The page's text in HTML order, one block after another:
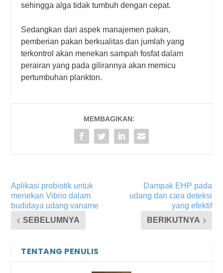
sehingga alga tidak tumbuh dengan cepat.
Sedangkan dari aspek manajemen pakan,
pemberian pakan berkualitas dan jumlah yang
terkontrol akan menekan sampah fosfat dalam
perairan yang pada gilirannya akan memicu
pertumbuhan plankton.
MEMBAGIKAN:
Aplikasi probiotik untuk
menekan Vibrio dalam
budidaya udang vaname
SEBELUMNYA
Dampak EHP pada
udang dan cara deteksi
yang efektif
BERIKUTNYA
TENTANG PENULIS